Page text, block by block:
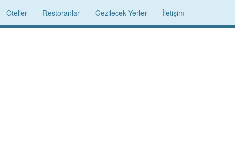
Oteller Restoranlar Gezilecek Yerler İletişim